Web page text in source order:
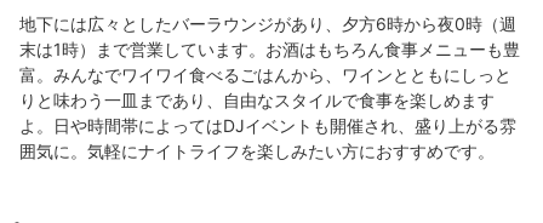
地下には広々としたバーラウンジがあり、夕方6時から夜0時（週
末は1時）まで営業しています。お酒はもちろん食事メニューも豊
富。みんなでワイワイ食べるごはんから、ワインとともにしっと
りと味わう一皿まであり、自由なスタイルで食事を楽しめます
よ。日や時間帯によってはDJイベントも開催され、盛り上がる雰
囲気に。気軽にナイトライフを楽しみたい方におすすめです。